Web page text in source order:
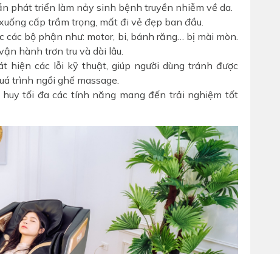
phát triển làm nảy sinh bệnh truyền nhiễm về da.
cấp trầm trọng, mất đi vẻ đẹp ban đầu.
bộ phận như: motor, bi, bánh răng… bị mài mòn.
hành trơn tru và dài lâu.
hiện các lỗi kỹ thuật, giúp người dùng tránh được
trình ngồi ghế massage.
tối đa các tính năng mang đến trải nghiệm tốt